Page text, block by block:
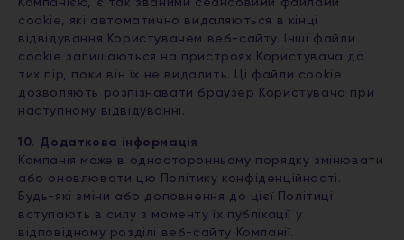
Компанією, є так званими сеансовими файлами
cookie, які автоматично видаляються в кінці
відвідування Користувачем веб-сайту. Інші файли
cookie залишаються на пристроях Користувача до
тих пір, поки він їх не видалить. Ці файли cookie
дозволяють розпізнавати браузер Користувача при
наступному відвідуванні.
10. Додаткова інформація
Компанія може в односторонньому порядку змінювати
або оновлювати цю Політику конфіденційності.
Будь-які зміни або доповнення до цієї Політиці
вступають в силу з моменту їх публікації у
відповідному розділі веб-сайту Компанії.